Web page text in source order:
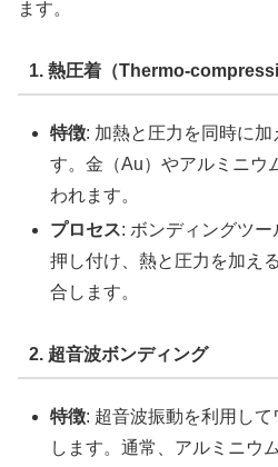
ます。
1. 熱圧着（Thermo-
特徴: 加熱と圧力を同時に
す。金（Au）やアルミニウ
われます。
プロセス: ボンディングツ
押し付け、熱と圧力を加え
合します。
2. 超音波ボンディング
特徴: 超音波振動を利用し
します。通常、アルミニウ